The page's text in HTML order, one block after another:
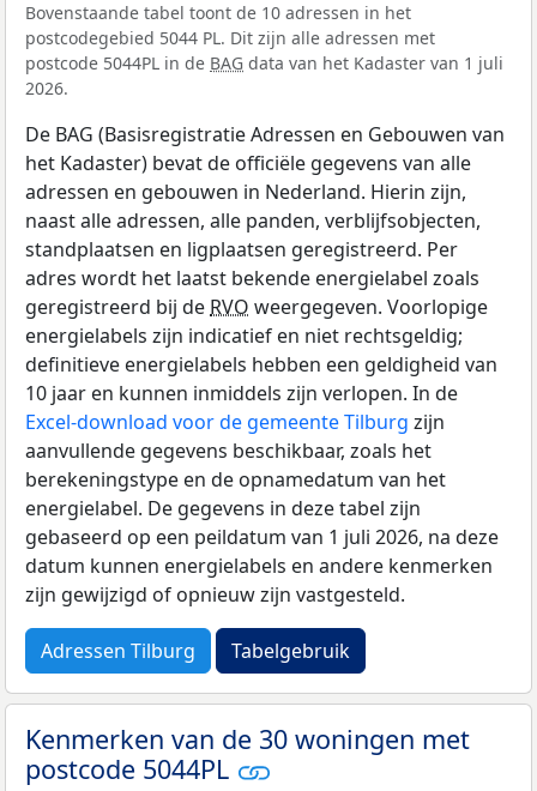
Bovenstaande tabel toont de 10 adressen in het
postcodegebied 5044 PL. Dit zijn alle adressen met
postcode 5044PL in de BAG data van het Kadaster van 1 juli
2026.
De BAG (Basisregistratie Adressen en Gebouwen van
het Kadaster) bevat de officiële gegevens van alle
adressen en gebouwen in Nederland. Hierin zijn,
naast alle adressen, alle panden, verblijfsobjecten,
standplaatsen en ligplaatsen geregistreerd. Per
adres wordt het laatst bekende energielabel zoals
geregistreerd bij de RVO weergegeven. Voorlopige
energielabels zijn indicatief en niet rechtsgeldig;
definitieve energielabels hebben een geldigheid van
10 jaar en kunnen inmiddels zijn verlopen. In de
Excel-download voor de gemeente Tilburg zijn
aanvullende gegevens beschikbaar, zoals het
berekeningstype en de opnamedatum van het
energielabel. De gegevens in deze tabel zijn
gebaseerd op een peildatum van 1 juli 2026, na deze
datum kunnen energielabels en andere kenmerken
zijn gewijzigd of opnieuw zijn vastgesteld.
Adressen Tilburg Tabelgebruik
Kenmerken van de 30 woningen met
postcode 5044PL